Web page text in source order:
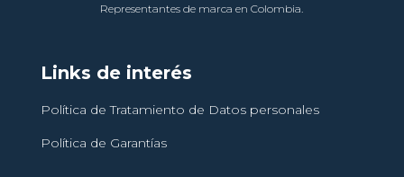
Representantes de marca en Colombia.
Links de interés
Política de Tratamiento de Datos personales
Política de Garantías